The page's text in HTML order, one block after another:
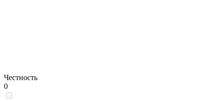
Честность
0